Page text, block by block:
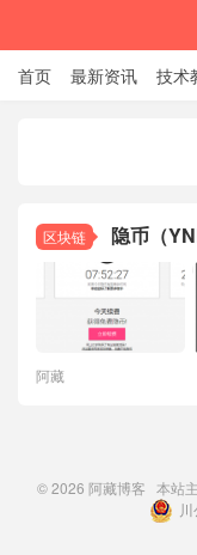
首页 最新资讯 技术
区块链 隐币（
阿藏
© 2026 阿藏博客 本站